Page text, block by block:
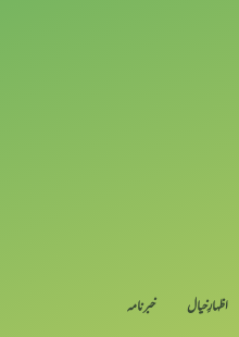
اظہارِ خیال خبرنامہ